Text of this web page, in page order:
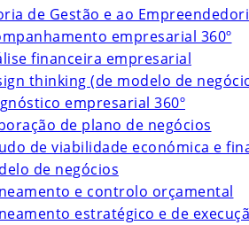
de Gestão e ao
empresarial 360º
financeira empresarial
thinking (de modelo de
empresarial 360º
de plano de negócios
de viabilidade económica e
de negócios
e controlo orçamental
estratégico e de